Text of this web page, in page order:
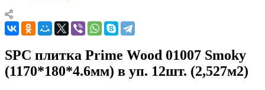
SPC плитка Prime Wood 01007 Smoky
(1170*180*4.6мм) в уп. 12шт. (2,527м2)